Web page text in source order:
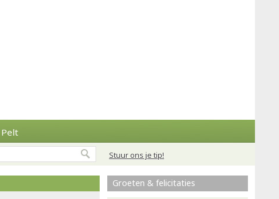
Pelt
Stuur ons je tip!
Groeten & felicitaties